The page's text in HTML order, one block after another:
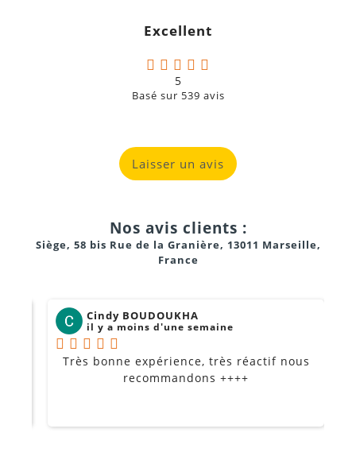
Excellent
5
Basé sur 539 avis
Laisser un avis
Nos avis clients :
Siège, 58 bis Rue de la Granière, 13011 Marseille,
France
Cindy BOUDOUKHA
il y a moins d'une semaine
Très bonne expérience, très réactif nous
recommandons ++++